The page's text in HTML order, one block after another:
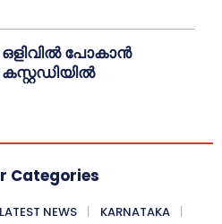
പോകാന്‍
Categories
LATEST NEWS
KARNATAKA